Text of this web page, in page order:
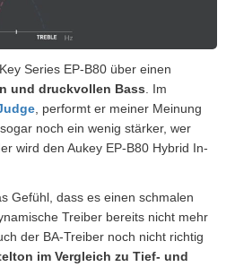
Series EP-B80 über einen
und druckvollen Bass . Im
, performt er meiner Meinung
noch ein wenig stärker, wer
wird den Aukey EP-B80 Hybrid In-
Gefühl, dass es einen schmalen
Treiber bereits nicht mehr
der BA-Treiber noch nicht richtig
im Vergleich zu Tief- und